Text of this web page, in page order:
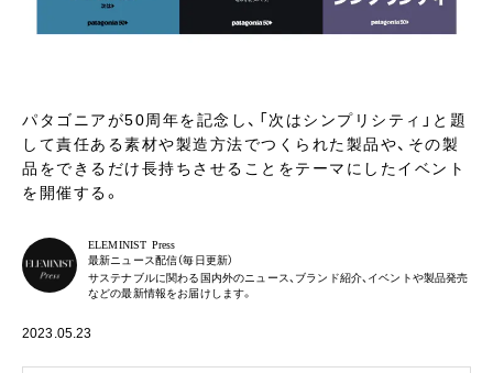
パタゴニアが50周年を記念し、「次はシンプリシティ」と題
して責任ある素材や製造方法でつくられた製品や、その製
品をできるだけ長持ちさせることをテーマにしたイベント
を開催する。
ELEMINIST Press
最新ニュース配信（毎日更新）
サステナブルに関わる国内外のニュース、ブランド紹介、イベントや製品発売
などの最新情報をお届けします。
2023.05.23